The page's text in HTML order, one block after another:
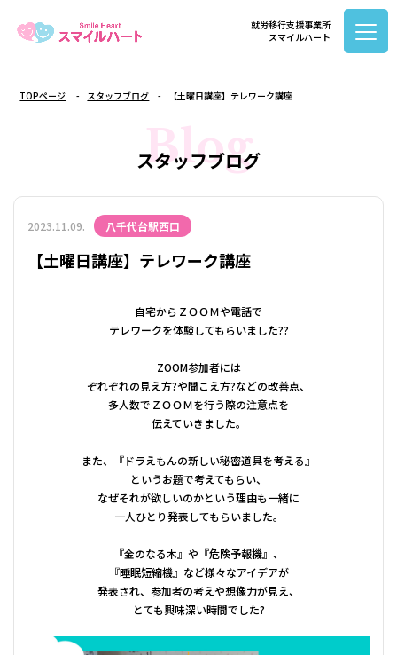
就労移行支援事業所
スマイルハート
TOPページ スタッフブログ 【土曜日講座】テレワーク講座
スタッフブログ
Blog
2023.11.09. 八千代台駅西口
【土曜日講座】テレワーク講座
自宅からＺＯＯＭや電話で
テレワークを体験してもらいました??
ZOOM参加者には
ぞれぞれの見え方?や聞こえ方?などの改善点、
多人数でＺＯＯＭを行う際の注意点を
伝えていきました。
また、『ドラえもんの新しい秘密道具を考える』
というお題で考えてもらい、
なぜそれが欲しいのかという理由も一緒に
一人ひとり発表してもらいました。
『金のなる木』や『危険予報機』、
『睡眠短縮機』など様々なアイデアが
発表され、参加者の考えや想像力が見え、
とても興味深い時間でした?